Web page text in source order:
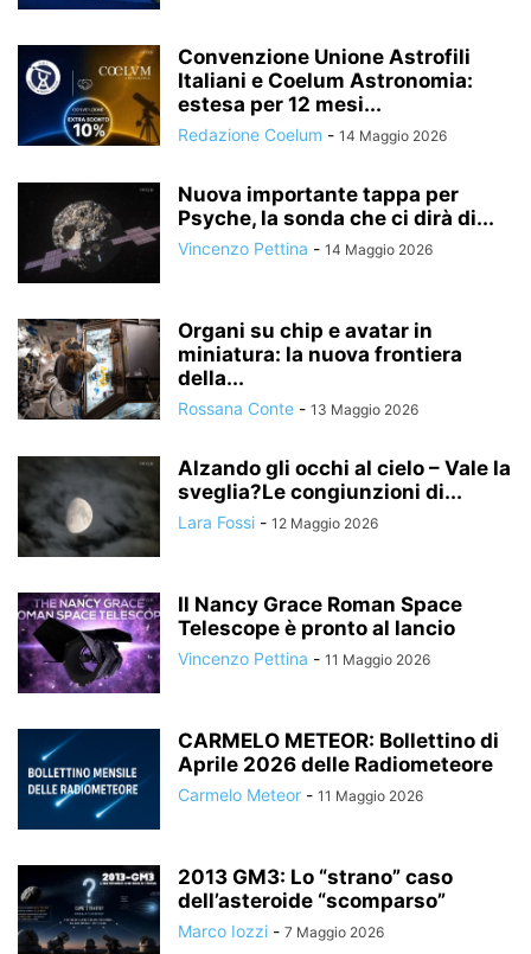
Convenzione Unione Astrofili
Italiani e Coelum Astronomia:
estesa per 12 mesi...
Redazione Coelum - 14 Maggio 2026
Nuova importante tappa per
Psyche, la sonda che ci dirà di...
Vincenzo Pettina - 14 Maggio 2026
Organi su chip e avatar in
miniatura: la nuova frontiera
della...
Rossana Conte - 13 Maggio 2026
Alzando gli occhi al cielo – Vale la
sveglia?Le congiunzioni di...
Lara Fossi - 12 Maggio 2026
Il Nancy Grace Roman Space
Telescope è pronto al lancio
Vincenzo Pettina - 11 Maggio 2026
CARMELO METEOR: Bollettino di
Aprile 2026 delle Radiometeore
Carmelo Meteor - 11 Maggio 2026
2013 GM3: Lo “strano” caso
dell’asteroide “scomparso”
Marco Iozzi - 7 Maggio 2026